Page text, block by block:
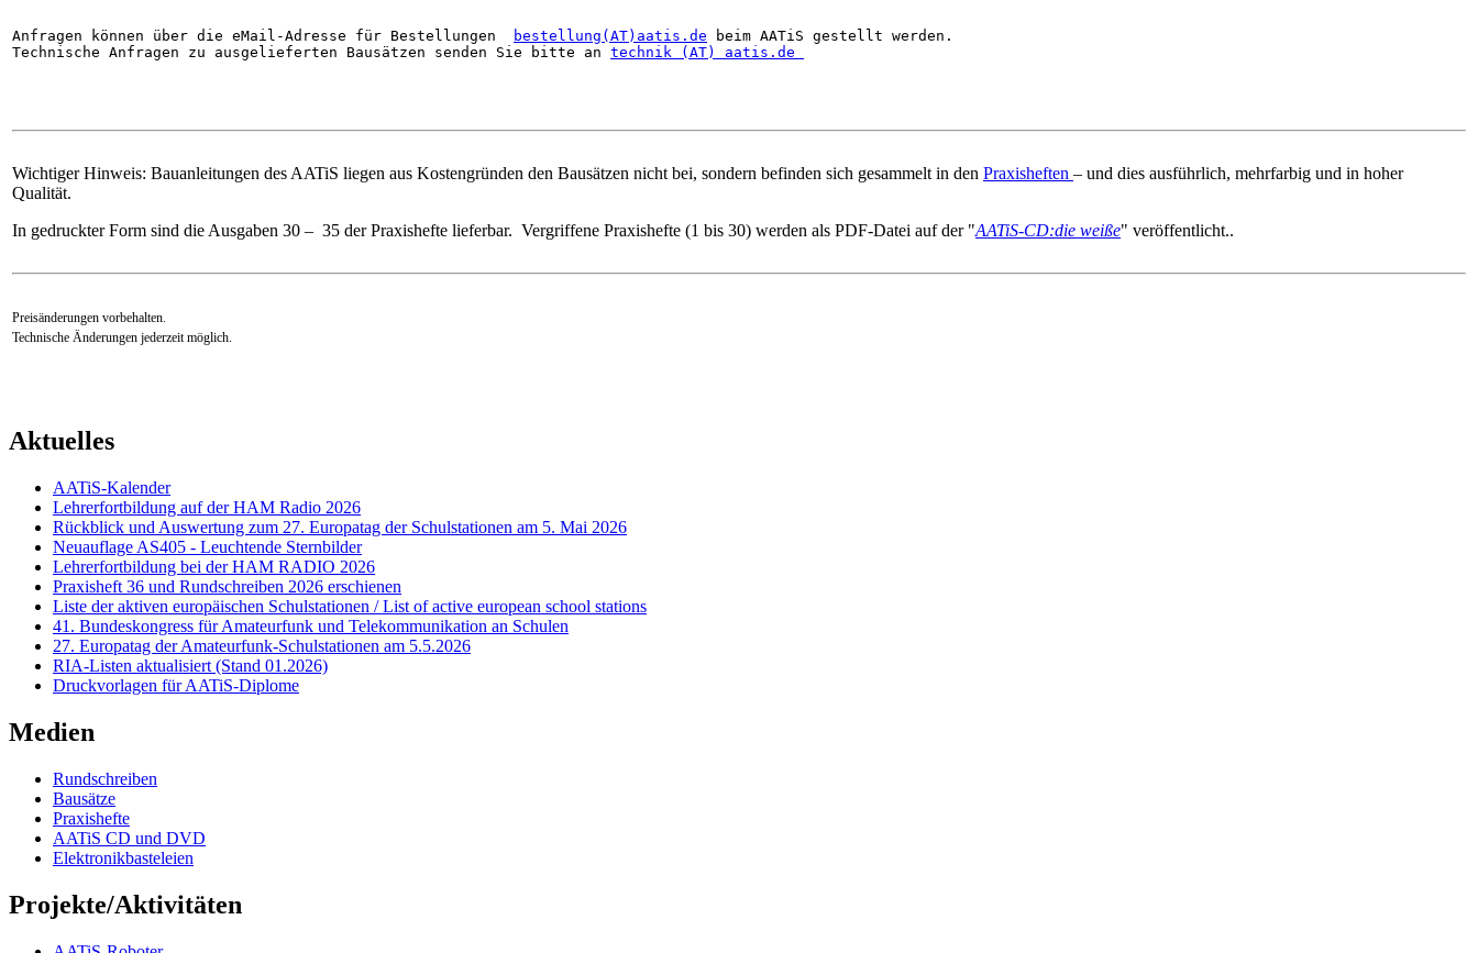
Anfragen können über die eMail-Adresse für Bestellungen bestellung(AT)aatis.de beim AATiS gestellt werden.
Technische Anfragen zu ausgelieferten Bausätzen senden Sie bitte an technik (AT) aatis.de
Wichtiger Hinweis: Bauanleitungen des AATiS liegen aus Kostengründen den Bausätzen nicht bei, sondern befinden sich gesammelt in den Praxisheften – und dies ausführlich, mehrfarbig und in hoher
Qualität.
In gedruckter Form sind die Ausgaben 30 – 35 der Praxishefte lieferbar. Vergriffene Praxishefte (1 bis 30) werden als PDF-Datei auf der "AATiS-CD:die weiße" veröffentlicht..
Preisänderungen vorbehalten.
Technische Änderungen jederzeit möglich.
Aktuelles
AATiS-Kalender
Lehrerfortbildung auf der HAM Radio 2026
Rückblick und Auswertung zum 27. Europatag der Schulstationen am 5. Mai 2026
Neuauflage AS405 - Leuchtende Sternbilder
Lehrerfortbildung bei der HAM RADIO 2026
Praxisheft 36 und Rundschreiben 2026 erschienen
Liste der aktiven europäischen Schulstationen / List of active european school stations
41. Bundeskongress für Amateurfunk und Telekommunikation an Schulen
27. Europatag der Amateurfunk-Schulstationen am 5.5.2026
RIA-Listen aktualisiert (Stand 01.2026)
Druckvorlagen für AATiS-Diplome
Medien
Rundschreiben
Bausätze
Praxishefte
AATiS CD und DVD
Elektronikbasteleien
Projekte/Aktivitäten